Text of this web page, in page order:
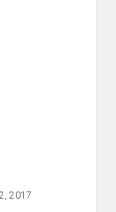
2017